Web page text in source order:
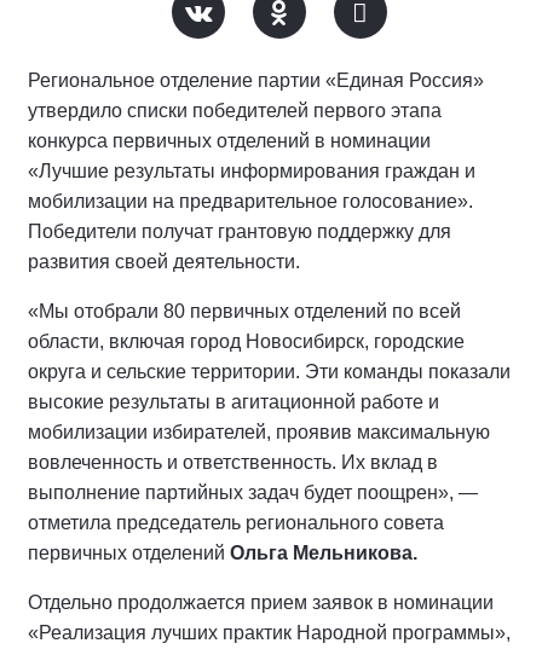
Региональное отделение партии «Единая Россия»
утвердило списки победителей первого этапа
конкурса первичных отделений в номинации
«Лучшие результаты информирования граждан и
мобилизации на предварительное голосование».
Победители получат грантовую поддержку для
развития своей деятельности.
«Мы отобрали 80 первичных отделений по всей
области, включая город Новосибирск, городские
округа и сельские территории. Эти команды показали
высокие результаты в агитационной работе и
мобилизации избирателей, проявив максимальную
вовлеченность и ответственность. Их вклад в
выполнение партийных задач будет поощрен», —
отметила председатель регионального совета
первичных отделений Ольга Мельникова.
Отдельно продолжается прием заявок в номинации
«Реализация лучших практик Народной программы»,